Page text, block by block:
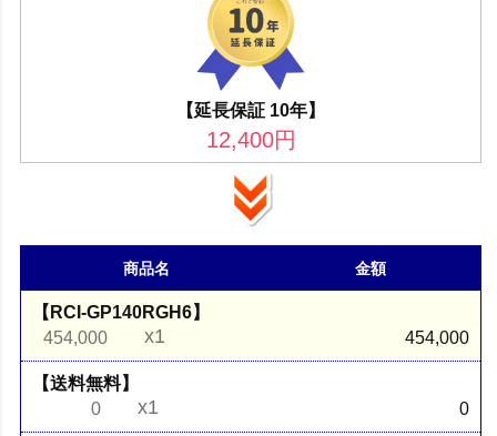
【延長保証 10年】
12,400円
商品名 金額
【RCI-GP140RGH6】
454,000
x1 454,000
【送料無料】
0
x1 0